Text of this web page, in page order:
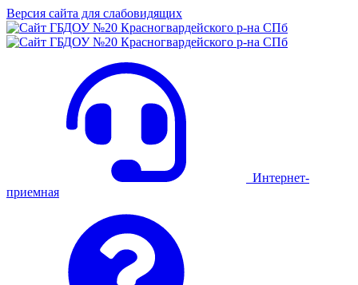
Версия сайта для слабовидящих
Интернет-
приемная